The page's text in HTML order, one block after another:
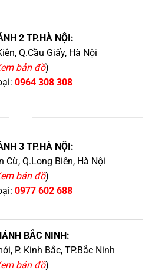
2 TP.HÀ NỘI:
Q.Cầu Giấy, Hà Nội
bản đồ)
0964 308 308
3 TP.HÀ NỘI:
Cừ, Q.Long Biên, Hà Nội
bản đồ)
0977 602 688
BẮC NINH:
P. Kinh Bắc, TP.Bắc Ninh
bản đồ)